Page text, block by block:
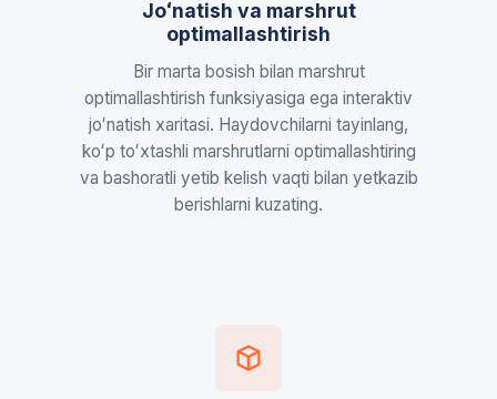
Joʻnatish va marshrut
optimallashtirish
Bir marta bosish bilan marshrut
optimallashtirish funksiyasiga ega interaktiv
joʻnatish xaritasi. Haydovchilarni tayinlang,
koʻp toʻxtashli marshrutlarni optimallashtiring
va bashoratli yetib kelish vaqti bilan yetkazib
berishlarni kuzating.